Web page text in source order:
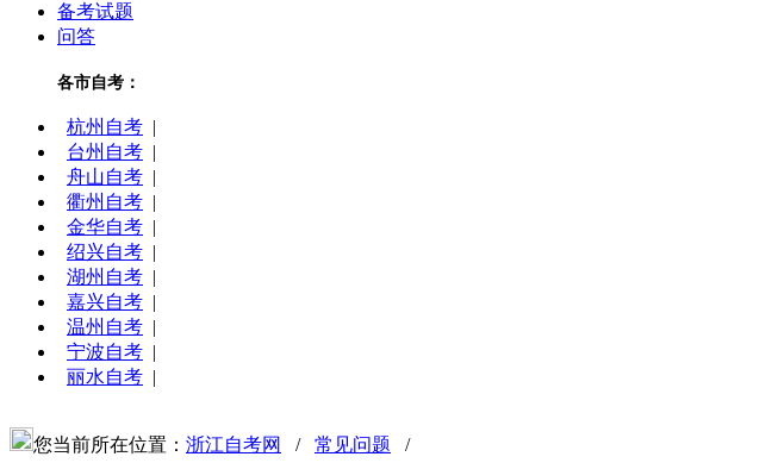
备考试题
问答
各市自考：
杭州自考 |
台州自考 |
舟山自考 |
衢州自考 |
金华自考 |
绍兴自考 |
湖州自考 |
嘉兴自考 |
温州自考 |
宁波自考 |
丽水自考 |
您当前所在位置： 浙江自考网 / 常见问题 /